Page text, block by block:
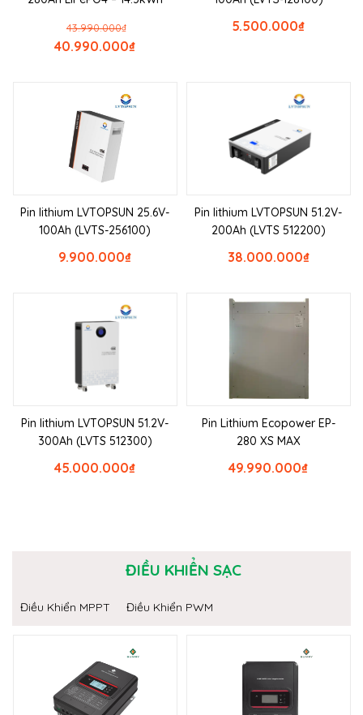
₫
43.990.000
₫
40.990.000
₫
5.500.000
Pin lithium LVTOPSUN 25.6V-
100Ah (LVTS-256100)
₫
9.900.000
Pin lithium LVTOPSUN 51.2V-
200Ah (LVTS 512200)
₫
38.000.000
Pin lithium LVTOPSUN 51.2V-
300Ah (LVTS 512300)
₫
45.000.000
Pin Lithium Ecopower EP-
280 XS MAX
₫
49.990.000
ĐIỀU KHIỂN SẠC
Điều Khiển MPPT Điều Khiển PWM